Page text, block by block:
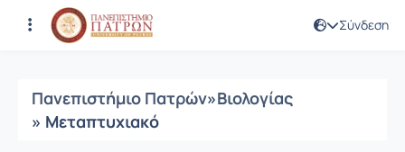
Σύνδεση
Μαθήματα
Πανεπιστήμιο Πατρών»Βιολογίας
» Μεταπτυχιακό